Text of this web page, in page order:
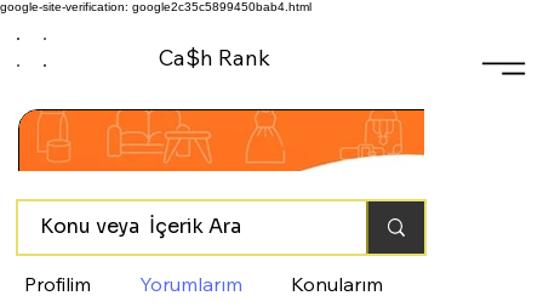
google-site-verification: google2c35c5899450bab4.html
Ca$h Rank
Profilim Yorumlarım Konularım